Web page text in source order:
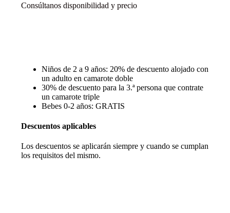
Consúltanos disponibilidad y precio
Niños de 2 a 9 años: 20% de descuento alojado con
un adulto en camarote doble
30% de descuento para la 3.ª persona que contrate
un camarote triple
Bebes 0-2 años: GRATIS
Descuentos aplicables
Los descuentos se aplicarán siempre y cuando se cumplan
los requisitos del mismo.